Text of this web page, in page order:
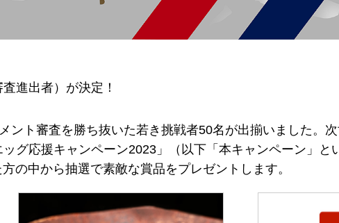
進出者）が決定！
ント審査を勝ち抜いた若き挑戦者50名が出揃いました。
グ応援キャンペーン2023」（以下「本キャンペーン」と
の中から抽選で素敵な賞品をプレゼントします。